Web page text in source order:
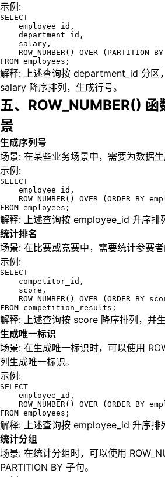
示例:
SELECT
employee_id,
department_id,
salary,
ROW_NUMBER() OVER (PARTITION
FROM employees;
解释: 上述查询按 department_id 分区
salary 降序排列，生成行号。
五、ROW_NUMBER() 函
景
生成序列号
场景: 在某些业务场景中，需要为数据生
示例:
SELECT
employee_id,
ROW_NUMBER() OVER (ORDER BY
FROM employees;
解释: 上述查询按 employee_id 升序排
统计排名
场景: 在比赛或竞赛中，需要统计参赛者
示例:
SELECT
competitor_id,
score,
ROW_NUMBER() OVER (ORDER BY
FROM competition_results;
解释: 上述查询按 score 降序排列，并生
生成唯一标识
场景: 在生成唯一标识时，可以使用
列生成唯一标识。
示例:
SELECT
employee_id,
ROW_NUMBER() OVER (ORDER BY
FROM employees;
解释: 上述查询按 employee_id 升序排
统计分组
场景: 在统计分组时，可以使用
PARTITION BY 子句。